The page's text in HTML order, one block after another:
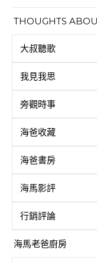
THOUGHTS
大叔聽歌
我見我思
旁觀時事
海爸收藏
海爸書房
海馬影評
行銷評論
海馬老爸廚房